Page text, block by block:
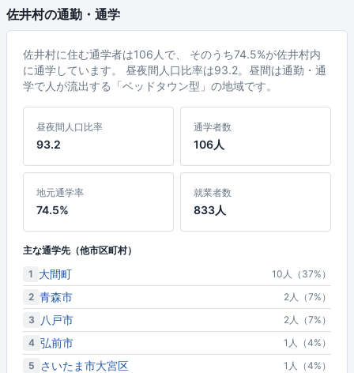
佐井村の通勤・通学
佐井村に住む通学者は106人で、 そのうち74.5%が佐井村内
に通学しています。 昼夜間人口比率は93.2。昼間は通勤・通
学で人が流出する「ベッドタウン型」の地域です。
昼夜間人口比率
93.2
通学者数
106人
地元通学率
74.5%
就業者数
833人
主な通学先（他市区町村）
1 大間町
10人（37%）
2 青森市
2人（7%）
3
八戸市
2人（7%）
4 弘前市
1人（4%）
5 さいたま市大宮区 1人（4%）